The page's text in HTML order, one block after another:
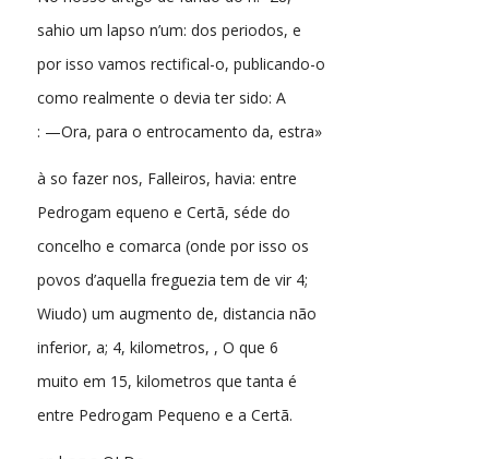
sahio um lapso n’um: dos periodos, e
por isso vamos rectifical-o, publicando-o
como realmente o devia ter sido: A
: —Ora, para o entrocamento da, estra»
à so fazer nos, Falleiros, havia: entre
Pedrogam equeno e Certã, séde do
concelho e comarca (onde por isso os
povos d’aquella freguezia tem de vir 4;
Wiudo) um augmento de, distancia não
inferior, a; 4, kilometros, , O que 6
muito em 15, kilometros que tanta é
entre Pedrogam Pequeno e a Certã.